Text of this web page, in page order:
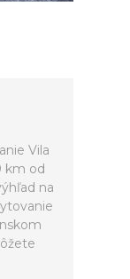
Vila
km od
na